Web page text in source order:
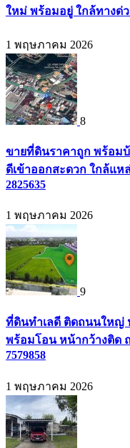
ใหม่ พร้อมอยู่ ใกล้ทางด่ว
1 พฤษภาคม 2026
8
ขายที่ดินราคาถูก พร้อมบ้
ดีเข้าออกสะดวก ใกล้แ
2825635
1 พฤษภาคม 2026
9
ที่ดินทำเลดี ติดถนนใหญ่
พร้อมโอน หน้ากว้างติด
7579858
1 พฤษภาคม 2026